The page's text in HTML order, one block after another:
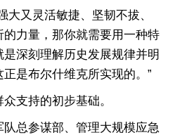
又灵活敏捷、坚韧不拔、
力量，那你就需要用一种特
深刻理解历史发展规律并明
是布尔什维克所实现的。”
支持的初步基础。
总参谋部、管理大规模应急